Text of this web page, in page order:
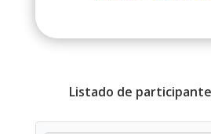
Listado de